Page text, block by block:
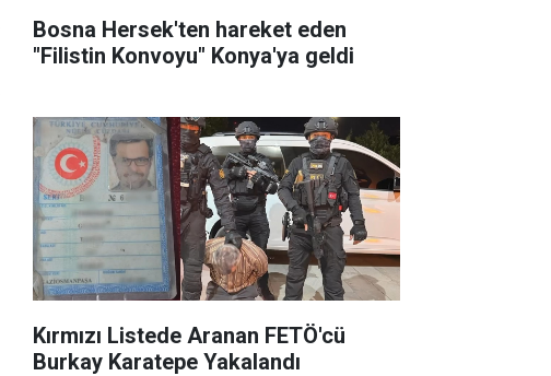
Bosna Hersek'ten hareket eden
"Filistin Konvoyu" Konya'ya geldi
Kırmızı Listede Aranan FETÖ'cü
Burkay Karatepe Yakalandı